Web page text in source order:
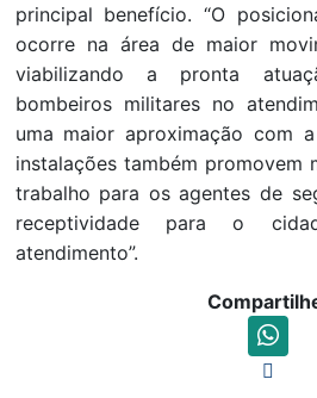
principal benefício. “O
ocorre na área de maior
viabilizando a pronta
bombeiros militares no
uma maior aproximação com
instalações também promovem
trabalho para os agentes de
receptividade para o
atendimento”.